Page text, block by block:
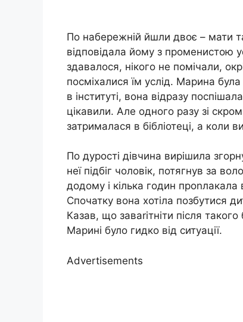
По набережній йшли двоє – мати
відповідала йому з променистою
здавалося, нікого не помічали,
посміхалися їм услід. Марина
в інституті, вона відразу
цікавили. Але одного разу зі
затрималася в бібліотеці, а коли
По дурості дівчина вирішила
неї підбіг чоловік, потягнув за
додому і кілька годин
Спочатку вона хотіла позбутися
Казав, що заваrітніти після
Марині було гидко від ситуації.
Advertisements